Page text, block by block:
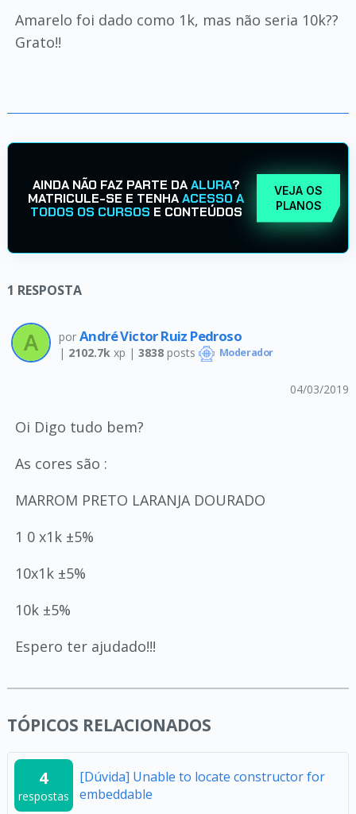
Amarelo foi dado como 1k, mas não seria 10k??
Grato!!
AINDA NÃO FAZ PARTE DAALURA?
MATRICULE-SE E TENHAACESSO A
TODOS OS CURSOS E CONTEÚDOS
VEJA OS
PLANOS
1 RESPOSTA
por André Victor Ruiz Pedroso
| 2102.7k xp | 3838posts Moderador
04/03/2019
Oi Digo tudo bem?
As cores são :
MARROM PRETO LARANJA DOURADO
1 0 x1k ±5%
10x1k ±5%
10k ±5%
Espero ter ajudado!!!
TÓPICOS RELACIONADOS
4
respostas
[Dúvida] Unable to locate constructor for
embeddable